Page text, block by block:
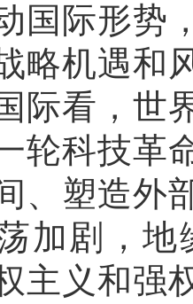
国际形势
略机遇和
际看，世
轮科技革
、塑造外
加剧，
主义和强